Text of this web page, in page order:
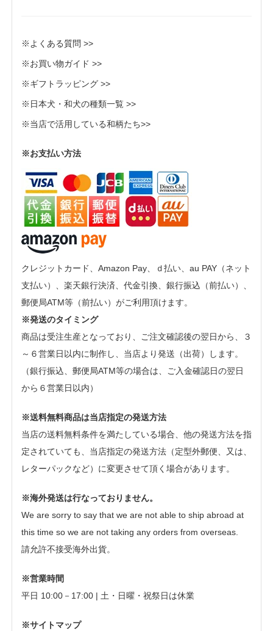
※よくある質問 >>
※お買い物ガイド >>
※ギフトラッピング >>
※日本犬・和犬の種類一覧 >>
※当店で活用している和柄たち>>
※お支払い方法
クレジットカード、Amazon Pay、ｄ払い、au PAY（ネット
支払い）、楽天銀行決済、代金引換、銀行振込（前払い）、
郵便局ATM等（前払い）がご利用頂けます。
※発送のタイミング
商品は受注生産となっており、ご注文確認後の翌日から、３
～６営業日以内に制作し、当店より発送（出荷）します。
（銀行振込、郵便局ATM等の場合は、ご入金確認日の翌日
から６営業日以内）
※送料無料商品は当店指定の発送方法
当店の送料無料条件を満たしている場合、他の発送方法を指
定されていても、当店指定の発送方法（定型外郵便、又は、
レターパックなど）に変更させて頂く場合があります。
※海外発送は行なっておりません。
We are sorry to say that we are not able to ship abroad at
this time so we are not taking any orders from overseas.
請允許不接受海外出貨。
※営業時間
平日 10:00－17:00 | 土・日曜・祝祭日は休業
※サイトマップ